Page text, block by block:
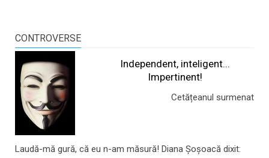
CONTROVERSE
Independent, inteligent...
Impertinent!
Cetățeanul surmenat
Laudă-mă gură, că eu n-am măsură! Diana Șoșoacă dixit: